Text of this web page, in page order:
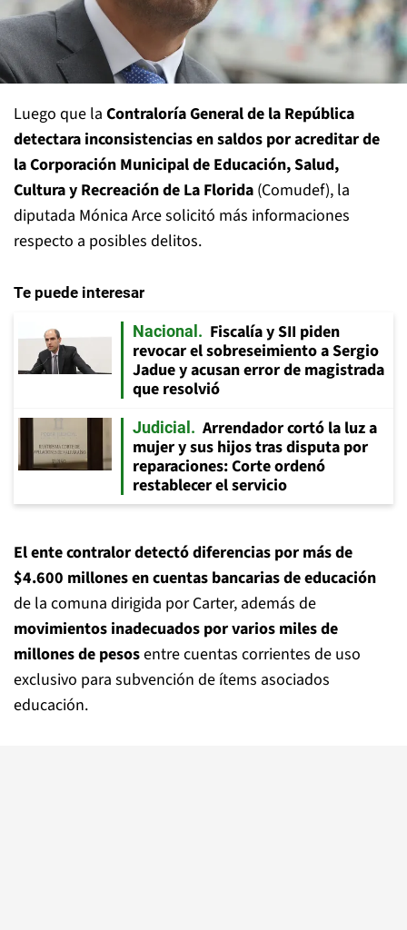
Luego que la Contraloría General de la República
detectara inconsistencias en saldos por acreditar de
la Corporación Municipal de Educación, Salud,
Cultura y Recreación de La Florida (Comudef), la
diputada Mónica Arce solicitó más informaciones
respecto a posibles delitos.
Te puede interesar
Nacional
Fiscalía y SII piden
revocar el sobreseimiento a Sergio
Jadue y acusan error de magistrada
que resolvió
Judicial
Arrendador cortó la luz a
mujer y sus hijos tras disputa por
reparaciones: Corte ordenó
restablecer el servicio
El ente contralor detectó diferencias por más de
$4.600 millones en cuentas bancarias de educación
de la comuna dirigida por Carter, además de
movimientos inadecuados por varios miles de
millones de pesosentre cuentas corrientes de uso
exclusivo para subvención de ítems asociados
educación.